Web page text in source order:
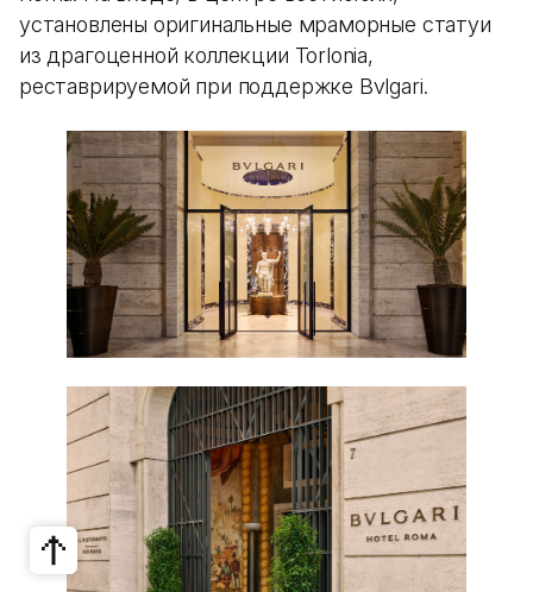
установлены оригинальные мраморные статуи
из драгоценной коллекции Torlonia,
реставрируемой при поддержке Bvlgari.